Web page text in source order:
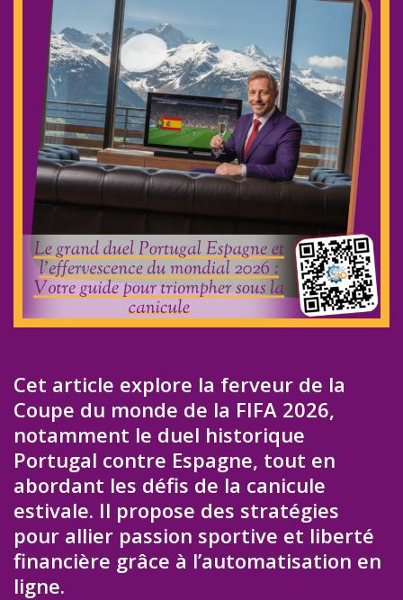
Cet article explore la ferveur de la
Coupe du monde de la FIFA 2026,
notamment le duel historique
Portugal contre Espagne, tout en
abordant les défis de la canicule
estivale. Il propose des stratégies
pour allier passion sportive et liberté
financière grâce à l’automatisation en
ligne.